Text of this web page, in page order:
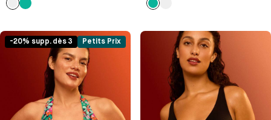
Noir Vert
-20% supp. dès 3 Petits Prix